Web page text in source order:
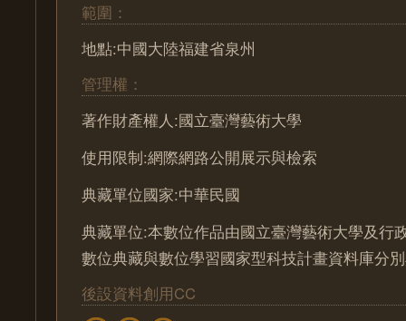
範圍：
地點:中國大陸福建省泉州
管理權：
著作財產權人:國立臺灣藝術大學
使用限制:網際網路公開展示與檢索
典藏單位國家:中華民國
典藏單位:本數位作品由國立臺灣藝術大學及行
數位典藏與數位學習國家型科技計畫資料庫分
後設資料創用CC